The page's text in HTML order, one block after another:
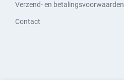
Verzend- en betalingsvoorwaarden
Contact